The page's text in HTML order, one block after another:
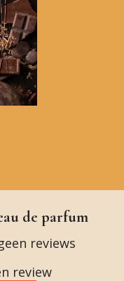
de parfum
reviews
review